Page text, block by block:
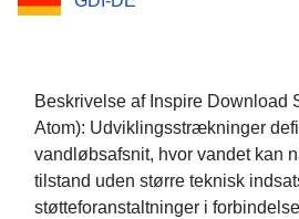
udvikling af
Beskrivelse af Inspire Download
Atom): Udviklingsstrækninger
vandløbsafsnit, hvor vandet kan
tilstand uden større teknisk
støtteforanstaltninger i